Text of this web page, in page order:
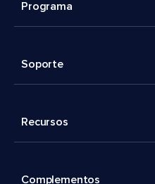
Programa
Soporte
Recursos
Complementos